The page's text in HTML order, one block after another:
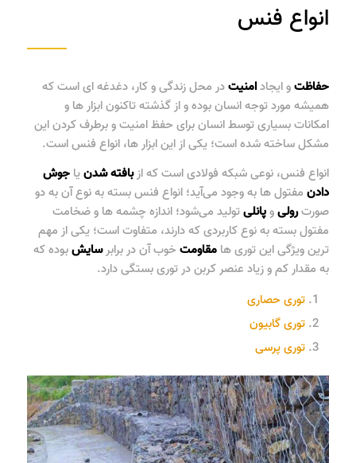
انواع فنس
حفاظتو ایجادامنیتدر محل زندگی و کار، دغدغه ای است که
همیشه مورد توجه انسان بوده و از گذشته تاکنون ابزار ها و
امکانات بسیاری توسط انسان برای حفظ امنیت و برطرف کردن این
مشکل ساخته شده است؛ یکی از این ابزار ها، انواع فنساست.
انواع فنس، نوعی شبکه فولادی است که ازبافتهشدنیا جوش
دادنمفتول ها به وجود می‌آید؛ انواع فنسبسته به نوع آن به دو
صورترولیوپانلیتولید می‌شود؛ اندازه چشمه ها و ضخامت
مفتول بسته به نوع کاربردی که دارند، متفاوت است؛ یکی از مهم
ترین ویژگی این توری‌ ها مقاومتخوب آن در برابرسایشبوده که
به مقدار کم و زیاد عنصر کربن در توری بستگی دارد.
توری حصاری
توری گابیون
توری پرسی